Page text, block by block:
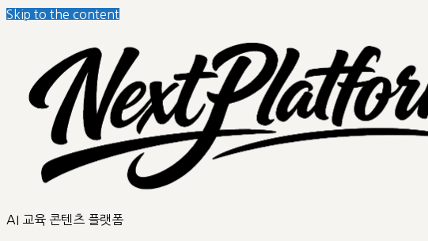
Skip to the content
AI 교육 콘텐츠 플랫폼